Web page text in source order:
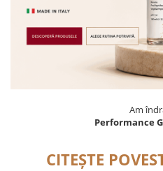
Am
Performance
CITEȘTE